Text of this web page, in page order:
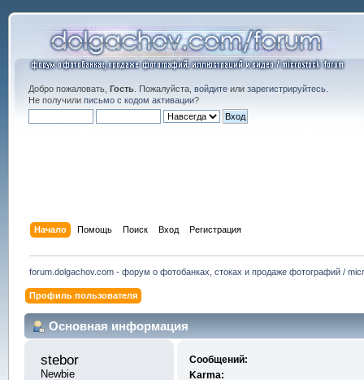
Добро пожаловать, Гость. Пожалуйста, войдитеили зарегистрируйтесь.
Не получили письмо с кодом активации?
Начало Помощь Поиск Вход Регистрация
forum.dolgachov.com - форум о фотобанках, стоках и продаже фотографий /
Профиль пользователя
Основная информация
stebor
Newbie
Сообщений:
Karma: